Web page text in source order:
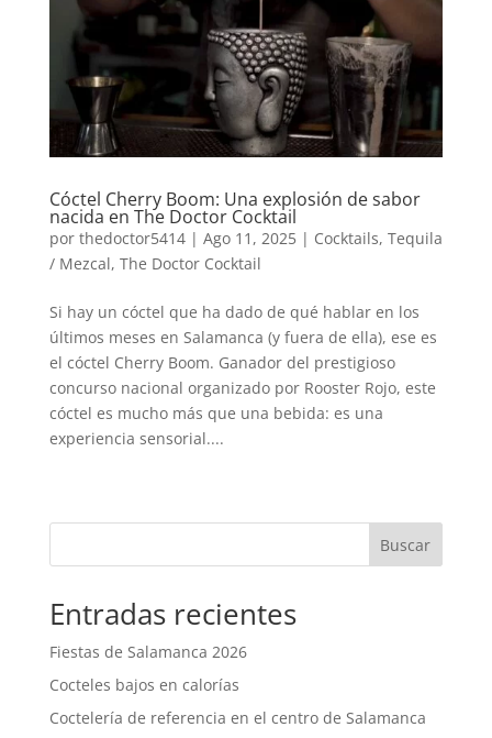
Cóctel Cherry Boom: Una explosión de sabor
nacida en The Doctor Cocktail
por thedoctor5414| Ago 11, 2025| Cocktails, Tequila
/ Mezcal, The Doctor Cocktail
Si hay un cóctel que ha dado de qué hablar en los
últimos meses en Salamanca (y fuera de ella), ese es
el cóctel Cherry Boom. Ganador del prestigioso
concurso nacional organizado por Rooster Rojo, este
cóctel es mucho más que una bebida: es una
experiencia sensorial....
Buscar
Entradas recientes
Fiestas de Salamanca 2026
Cocteles bajos en calorías
Coctelería de referencia en el centro de Salamanca